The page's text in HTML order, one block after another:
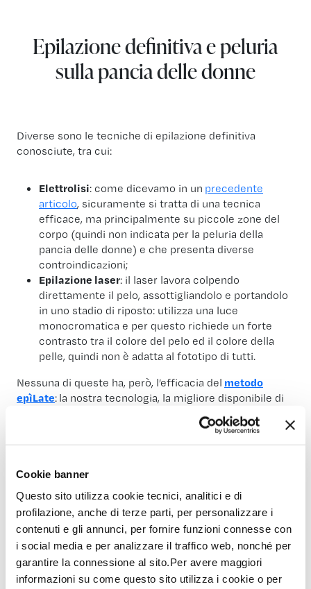
Cookie banner
Questo sito utilizza cookie tecnici, analitici e di
profilazione, anche di terze parti, per personalizzare i
contenuti e gli annunci, per fornire funzioni connesse con
i social media e per analizzare il traffico web, nonché per
garantire la connessione al sito.Per avere maggiori
informazioni su come questo sito utilizza i cookie o per
Epilazione definitiva e peluria
sulla pancia delle donne
Diverse sono le tecniche di epilazione definitiva
conosciute, tra cui:
Elettrolisi: come dicevamo in un precedente
articolo, sicuramente si tratta di una tecnica
efficace, ma principalmente su piccole zone del
corpo (quindi non indicata per la peluria della
pancia delle donne) e che presenta diverse
controindicazioni;
Epilazione laser: il laser lavora colpendo
direttamente il pelo, assottigliandolo e portandolo
in uno stadio di riposto: utilizza una luce
monocromatica e per questo richiede un forte
contrasto tra il colore del pelo ed il colore della
pelle, quindi non è adatta al fototipo di tutti.
Nessuna di queste ha, però, l’efficacia del metodo
epìLate: la nostra tecnologia, la migliore disponibile di
epilazione definitiva, infatti, sfrutta il pelo come
attivatore e conduttore di calore e andiamo a lavorare
eliminando definitivamente le cellule germinative,
differenza del laser, la nostra tecnologia utilizza una
luce policromatica e per questo non richiede un forte
contrasto tra il colore della pelle ed il colore del pelo.
Conclusioni